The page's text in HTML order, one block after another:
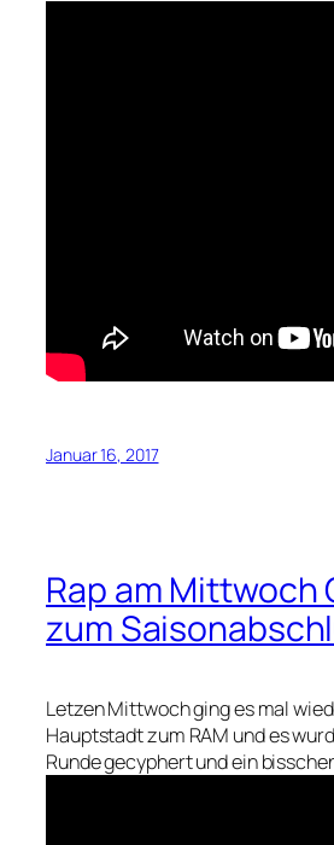
Januar 16, 2017
Rap am Mittwoch
zum
Letzen Mittwoch ging es mal
Hauptstadt zum RAM und es
Runde gecyphert und ein